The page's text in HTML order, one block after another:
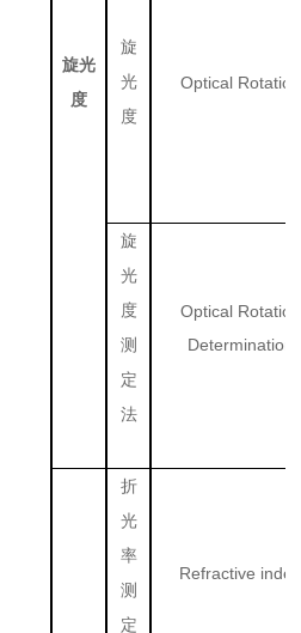
旋光
度
旋
光
度
Optical Rotation
旋
光
度
测
定
法
Optical Rotation
Determination
折
光
率
测
定
Refractive index